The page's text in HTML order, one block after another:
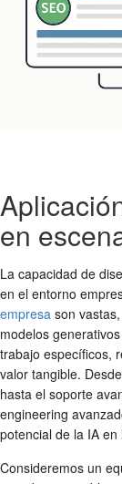
en
La capacidad de
en el entorno
empresa son
modelos
trabajo específicos,
valor tangible.
hasta el soporte
engineering
potencial de la IA en
Consideremos un